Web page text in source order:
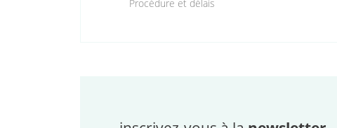
Procédure et délais